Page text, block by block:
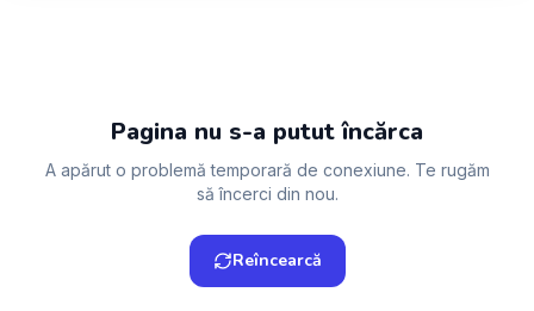
Pagina nu s-a putut încărca
A apărut o problemă temporară de conexiune. Te rugăm
să încerci din nou.
Reîncearcă